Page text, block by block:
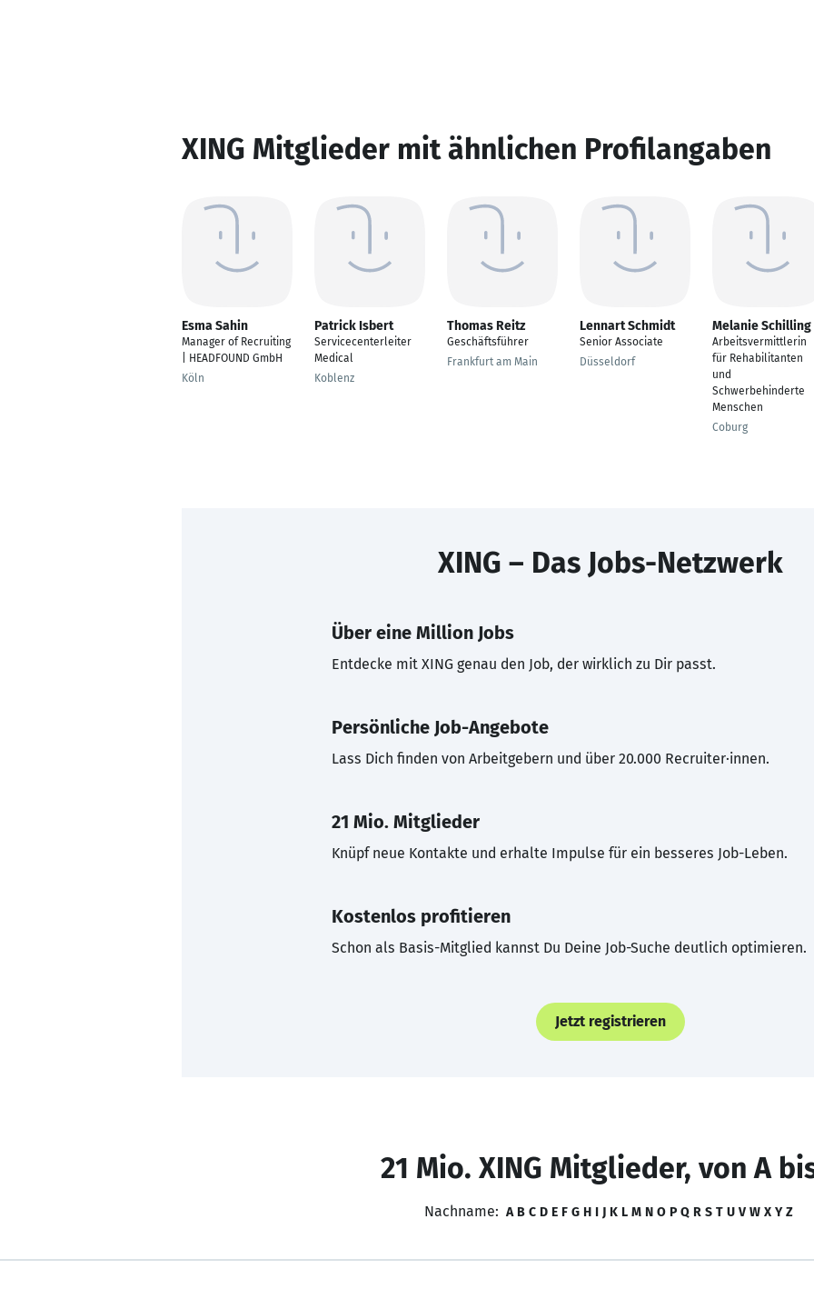
XING Mitglieder mit ähnlichen Profilangaben
Esma Sahin
Manager of Recruiting
| HEADFOUND GmbH
Köln
Patrick Isbert
Servicecenterleiter
Medical
Koblenz
Thomas Reitz
Geschäftsführer
Frankfurt am Main
Lennart Schmidt
Senior Associate
Düsseldorf
Melanie Schilling
Arbeitsvermittlerin
für Rehabilitanten
und
Schwerbehinderte
Menschen
Coburg
XING – Das Jobs-Netzwerk
Über eine Million Jobs
Entdecke mit XING genau den Job, der wirklich zu Dir passt.
Persönliche Job-Angebote
Lass Dich finden von Arbeitgebern und über 20.000 Recruiter·innen.
21 Mio. Mitglieder
Knüpf neue Kontakte und erhalte Impulse für ein besseres Job-Leben.
Kostenlos profitieren
Schon als Basis-Mitglied kannst Du Deine Job-Suche deutlich optimieren.
Jetzt registrieren
21 Mio. XING Mitglieder, von A
Nachname: A B C D E F G H I J K L M N O P Q R S T U V W X Y Z